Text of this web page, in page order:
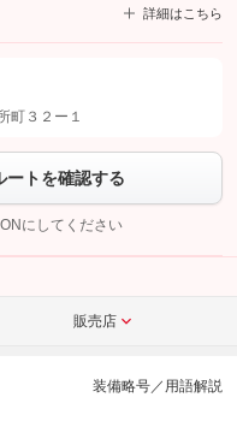
詳細はこちら
してから「許可する」ボタンを押
問い合わせを
町３２ー１
ートを確認する
にしてください
販売店
装備略号／用語解説